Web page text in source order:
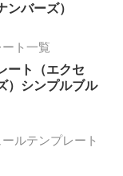
ンバーズ）
ト一覧
ート（エクセ
）シンプルブル
ルテンプレート